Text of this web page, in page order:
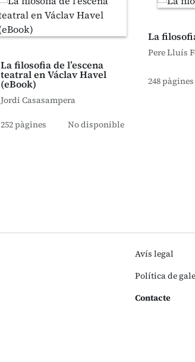
La filosofia de l’escena
teatral en Václav Havel
(eBook)
Jordi Casasampera
252 pàgines No disponible
La
Pere Lluís
248 pàgines
Avís legal
Política de
Contacte